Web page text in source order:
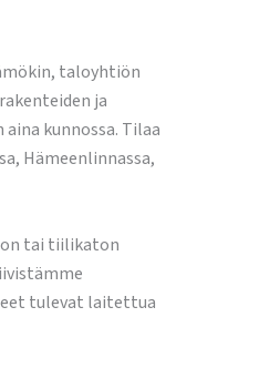
taloyhtiön
ja
kunnossa. Tilaa
Hämeenlinnassa,
tai tiilikaton
tulevat laitettua